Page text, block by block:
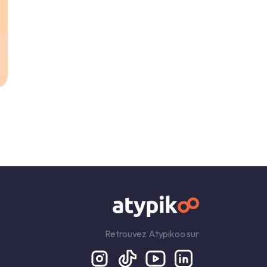
Retrouvez Atypikoo sur